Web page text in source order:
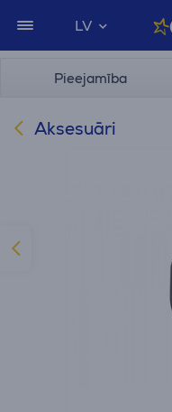
LV
Pieejamība
Aksesuāri